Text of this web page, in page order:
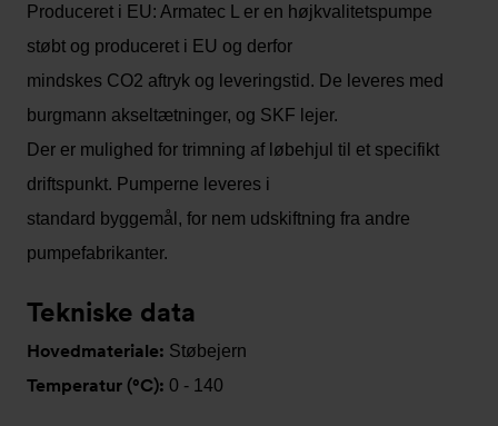
Produceret i EU: Armatec L er en højkvalitetspumpe
støbt og produceret i EU og derfor
mindskes CO2 aftryk og leveringstid. De leveres med
burgmann akseltætninger, og SKF lejer.
Der er mulighed for trimning af løbehjul til et specifikt
driftspunkt. Pumperne leveres i
standard byggemål, for nem udskiftning fra andre
pumpefabrikanter.
Tekniske data
Hovedmateriale: Støbejern
Temperatur (°C): 0 - 140